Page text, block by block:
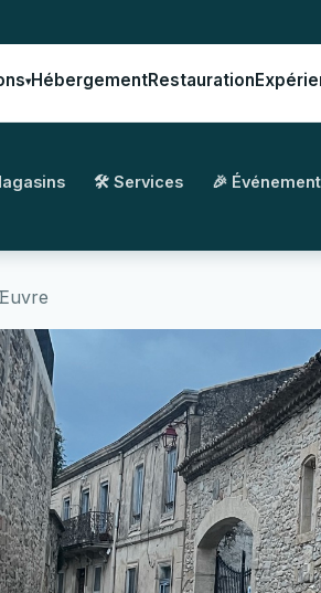
▾HébergementRestauration
🛠️ Services 🎉